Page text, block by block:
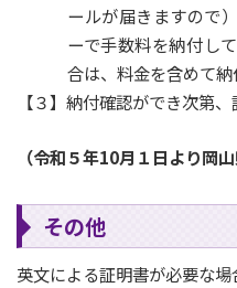
ールが届きますので
ーで手数料を納付し
合は、料金を含めて納
【３】納付確認ができ次第
（令和５年10月１日より岡
その他
英文による証明書が必要な